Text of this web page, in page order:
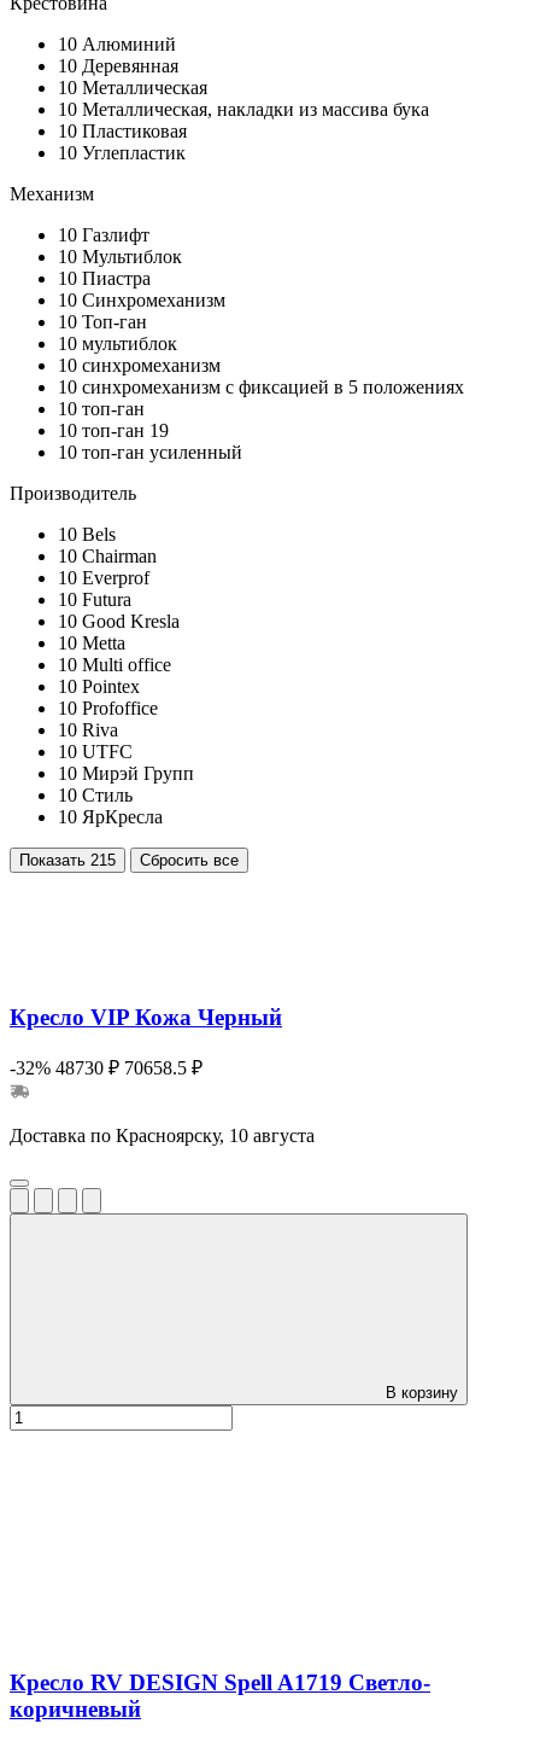
10 Алюминий
10 Деревянная
10 Металлическая
10 Металлическая, накладки из массива бука
10 Пластиковая
10 Углепластик
Механизм
10 Газлифт
10 Мультиблок
10 Пиастра
10 Синхромеханизм
10 Топ-ган
10 мультиблок
10 синхромеханизм
10 синхромеханизм с фиксацией в 5 положениях
10 топ-ган
10 топ-ган 19
10 топ-ган усиленный
Производитель
10 Bels
10 Chairman
10 Everprof
10 Futura
10 Good Kresla
10 Metta
10 Multi office
10 Pointex
10 Profoffice
10 Riva
10 UTFC
10 Мирэй Групп
10 Стиль
10 ЯрКресла
Показать 215 Сбросить все
Кресло VIP Кожа Черный
-32% 48730 ₽ 70658.5 ₽
Доставка по Красноярску, 10 августа
В корзину
Кресло RV DESIGN Spell A1719 Светло-
коричневый